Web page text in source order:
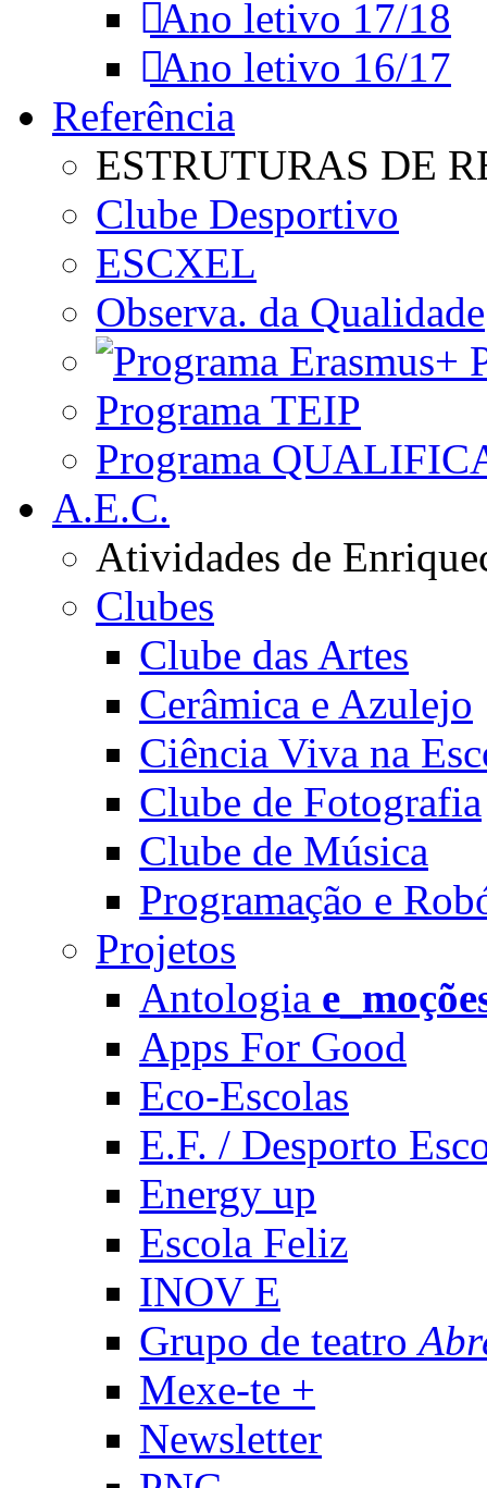
Ano letivo 17/18
Ano letivo 16/17
Referência
ESTRUTURAS DE
Clube Desportivo
ESCXEL
Observa. da Qualidade
Programa TEIP
Programa
A.E.C.
Atividades de
Clubes
Clube das Artes
Cerâmica e Azulejo
Ciência Viva na
Clube de Fotografia
Clube de Música
Programação e
Projetos
Antologia
Apps For Good
Eco-Escolas
E.F. / Desporto
Energy up
Escola Feliz
INOV E
Grupo de teatro
Mexe-te +
Newsletter